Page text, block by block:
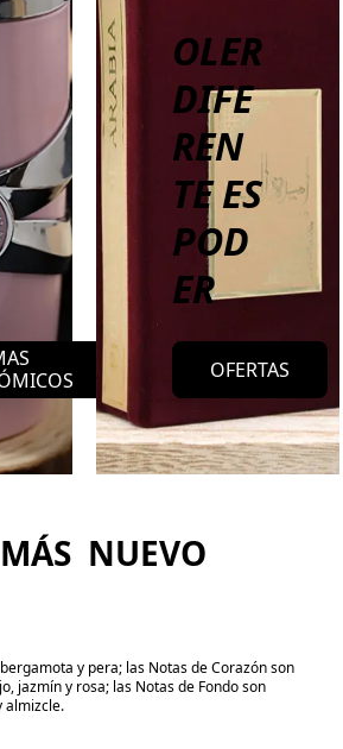
OLER
DIFE
REN
TE ES
POD
ER
OFERTAS
NUEVO
y pera; las Notas de Corazón son
jazmín y rosa; las Notas de Fondo son
almizcle.